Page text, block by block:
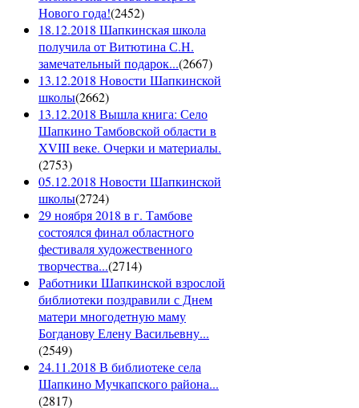
Нового года!(2452)
18.12.2018 Шапкинская школа
получила от Витютина С.Н.
замечательный подарок...(2667)
13.12.2018 Новости Шапкинской
школы(2662)
13.12.2018 Вышла книга: Село
Шапкино Тамбовской области в
XVIII веке. Очерки и материалы.
(2753)
05.12.2018 Новости Шапкинской
школы(2724)
29 ноября 2018 в г. Тамбове
состоялся финал областного
фестиваля художественного
творчества...(2714)
Работники Шапкинской взрослой
библиотеки поздравили с Днем
матери многодетную маму
Богданову Елену Васильевну...
(2549)
24.11.2018 В библиотеке села
Шапкино Мучкапского района...
(2817)